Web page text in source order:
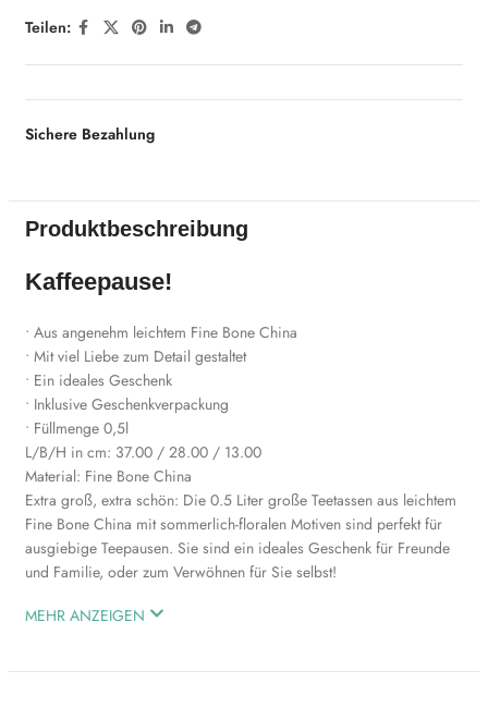
Teilen:
Sichere Bezahlung
Produktbeschreibung
Kaffeepause!
• Aus angenehm leichtem Fine Bone China
• Mit viel Liebe zum Detail gestaltet
• Ein ideales Geschenk
• Inklusive Geschenkverpackung
• Füllmenge 0,5l
L/B/H in cm: 37.00 / 28.00 / 13.00
Material: Fine Bone China
Extra groß, extra schön: Die 0.5 Liter große Teetassen aus leichtem
Fine Bone China mit sommerlich-floralen Motiven sind perfekt für
ausgiebige Teepausen. Sie sind ein ideales Geschenk für Freunde
und Familie, oder zum Verwöhnen für Sie selbst!
MEHR ANZEIGEN